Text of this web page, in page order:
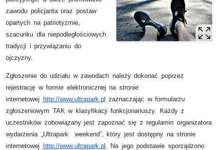
zawodu policjanta oraz postaw
opartych na patriotyzmie,
szacunku dla niepodległościowych
tradycji i przywiązaniu do
ojczyzny.
Zgłoszenie do udziału w zawodach należy dokonać poprzez
rejestrację w formie elektronicznej na stronie
internetowej http://www.ultrapark.pl zaznaczając w formularzu
zgłoszeniowym TAK w klasyfikacji funkcjonariuszy. Każdy z
uczestników zobowiązany jest zapoznać się z regulamin organizatora
wydarzenia „Ultrapark weekend”, który jest dostępny na stronie
internetowej http://www.ultrapark.pl . Na jego podstawie sporządzono